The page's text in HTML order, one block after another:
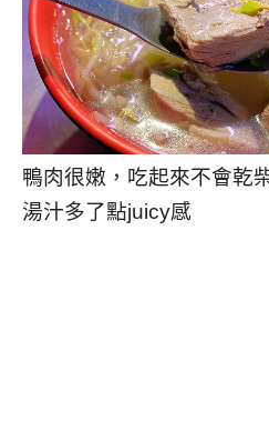
鴨肉很嫩，吃起來不會乾
湯汁多了點juicy感